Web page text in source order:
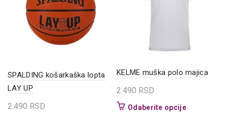
SPALDING košarkaška lopta
LAY UP
2.490 RSD
KELME muška polo majica
2.490 RSD
Odaberite opcijeOvaj